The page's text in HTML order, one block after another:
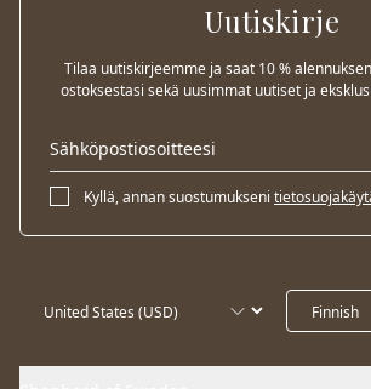
Uutiskirje
Tilaa uutiskirjeemme ja saat 10 %
ostoksestasi sekä uusimmat uutiset ja
Kyllä, annan suostumukseni